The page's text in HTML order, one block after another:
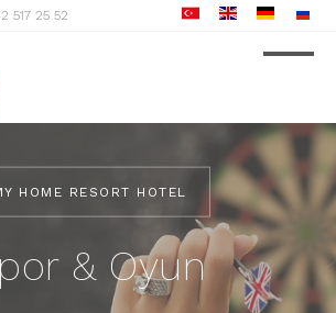
517 25 52
HOME RESORT HOTEL
& Oyun